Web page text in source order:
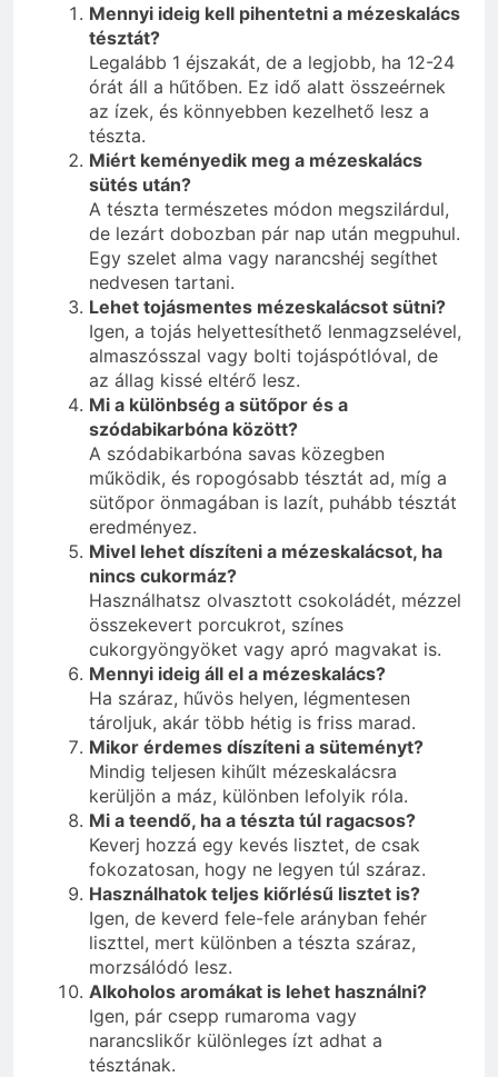
Mennyi ideig kell pihentetni a mézeskalács
tésztát?
Legalább 1 éjszakát, de a legjobb, ha 12-24
órát áll a hűtőben. Ez idő alatt összeérnek
az ízek, és könnyebben kezelhető lesz a
tészta.
Miért keményedik meg a mézeskalács
sütés után?
A tészta természetes módon megszilárdul,
de lezárt dobozban pár nap után megpuhul.
Egy szelet alma vagy narancshéj segíthet
nedvesen tartani.
Lehet tojásmentes mézeskalácsot sütni?
Igen, a tojás helyettesíthető lenmagzselével,
almaszósszal vagy bolti tojáspótlóval, de
az állag kissé eltérő lesz.
Mi a különbség a sütőpor és a
szódabikarbóna között?
A szódabikarbóna savas közegben
működik, és ropogósabb tésztát ad, míg a
sütőpor önmagában is lazít, puhább tésztát
eredményez.
Mivel lehet díszíteni a mézeskalácsot, ha
nincs cukormáz?
Használhatsz olvasztott csokoládét, mézzel
összekevert porcukrot, színes
cukorgyöngyöket vagy apró magvakat is.
Mennyi ideig áll el a mézeskalács?
Ha száraz, hűvös helyen, légmentesen
tároljuk, akár több hétig is friss marad.
Mikor érdemes díszíteni a süteményt?
Mindig teljesen kihűlt mézeskalácsra
kerüljön a máz, különben lefolyik róla.
Mi a teendő, ha a tészta túl ragacsos?
Keverj hozzá egy kevés lisztet, de csak
fokozatosan, hogy ne legyen túl száraz.
Használhatok teljes kiőrlésű lisztet is?
Igen, de keverd fele-fele arányban fehér
liszttel, mert különben a tészta száraz,
morzsálódó lesz.
Alkoholos aromákat is lehet használni?
Igen, pár csepp rumaroma vagy
narancslikőr különleges ízt adhat a
tésztának.